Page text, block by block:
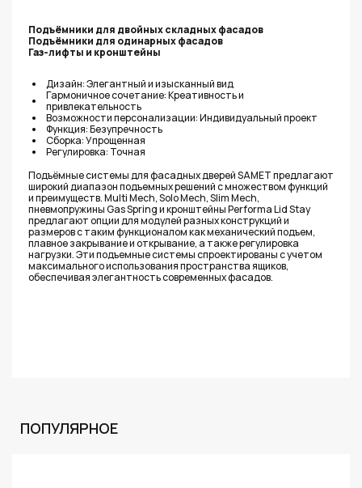
Подъёмники для двойных складных фасадов
Подъёмники для одинарных фасадов
Газ-лифты и кронштейны
Дизайн: Элегантный и изысканный вид
Гармоничное сочетание: Креативность и
привлекательность
Возможности персонализации: Индивидуальный проект
Функция: Безупречность
Сборка: Упрощенная
Регулировка: Точная
Подъёмные системы для фасадных дверей SAMET предлагают
широкий диапазон подъемных решений с множеством функций
и преимуществ. Multi Mech, Solo Mech, Slim Mech,
пневмопружины Gas Spring и кронштейны Performa Lid Stay
предлагают опции для модулей разных конструкций и
размеров с таким функционалом как механический подъем,
плавное закрывание и открывание, а также регулировка
нагрузки. Эти подъемные системы спроектированы с учетом
максимального использования пространства ящиков,
обеспечивая элегантность современных фасадов.
ПОПУЛЯРНОЕ